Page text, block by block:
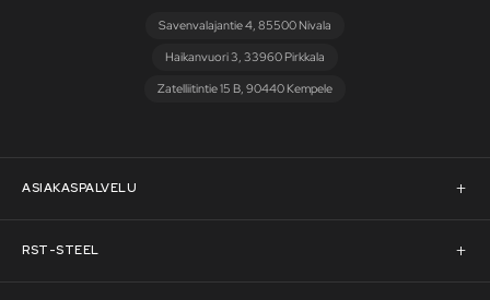
Savenvalajantie 4, 85500 Nivala
Haikanvuori 3, 33960 Pirkkala
Zatelliitintie 15 B, 90440 Kempele
ASIAKASPALVELU
Asiakaspalvelu
RST-STEEL